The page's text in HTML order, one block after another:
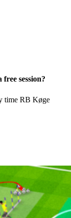
session?
time RB Køge